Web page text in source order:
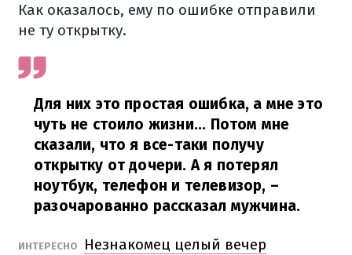
Как оказалось, ему по ошибке отправили
не ту открытку.
Для них это простая ошибка, а мне это
чуть не стоило жизни... Потом мне
сказали, что я все-таки получу
открытку от дочери. А я потерял
ноутбук, телефон и телевизор, –
разочарованно рассказал мужчина.
ИНТЕРЕСНО
Незнакомец целый вечер